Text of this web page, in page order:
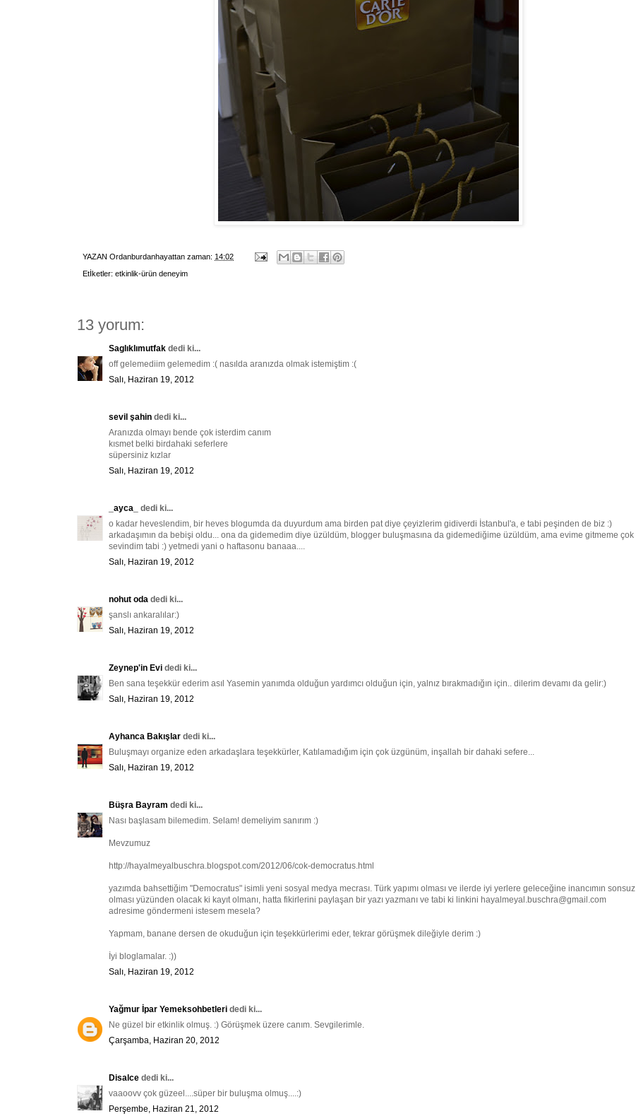
YAZAN Ordanburdanhayattan zaman: 14:02
Etİketler: etkinlik-ürün deneyim
13 yorum:
Saglıklımutfak dedi ki...
off gelemediim gelemedim :( nasılda aranızda olmak istemiştim :(
Salı, Haziran 19, 2012
sevil şahin dedi ki...
Aranızda olmayı bende çok isterdim canım
kısmet belki birdahaki seferlere
süpersiniz kızlar
Salı, Haziran 19, 2012
_ayca_
dedi ki...
o kadar heveslendim, bir heves blogumda da duyurdum ama birden pat diye çeyizlerim gidiverdi İstanbul'a, e tabi peşinden de biz :)
arkadaşımın da bebişi oldu... ona da gidemedim diye üzüldüm, blogger buluşmasına da gidemediğime üzüldüm, ama evime gitmeme çok
sevindim tabi :) yetmedi yani o haftasonu banaaa....
Salı, Haziran 19, 2012
nohut oda dedi ki...
şanslı ankaralılar:)
Salı, Haziran 19, 2012
Zeynep'in Evi dedi ki...
Ben sana teşekkür ederim asıl Yasemin yanımda olduğun yardımcı olduğun için, yalnız bırakmadığın için.. dilerim devamı da gelir:)
Salı, Haziran 19, 2012
Ayhanca Bakışlar dedi ki...
Buluşmayı organize eden arkadaşlara teşekkürler, Katılamadığım için çok üzgünüm, inşallah bir dahaki sefere...
Salı, Haziran 19, 2012
Büşra Bayram dedi ki...
Nası başlasam bilemedim. Selam! demeliyim sanırım :)
Mevzumuz
http://hayalmeyalbuschra.blogspot.com/2012/06/cok-democratus.html
yazımda bahsettiğim "Democratus" isimli yeni sosyal medya mecrası. Türk yapımı olması ve ilerde iyi yerlere geleceğine inancımın sonsuz
olması yüzünden olacak ki kayıt olmanı, hatta fikirlerini paylaşan bir yazı yazmanı ve tabi ki linkini hayalmeyal.buschra@gmail.com
adresime göndermeni istesem mesela?
Yapmam, banane dersen de okuduğun için teşekkürlerimi eder, tekrar görüşmek dileğiyle derim :)
İyi bloglamalar. :))
Salı, Haziran 19, 2012
Yağmur İpar Yemeksohbetleri dedi ki...
Ne güzel bir etkinlik olmuş. :) Görüşmek üzere canım. Sevgilerimle.
Çarşamba, Haziran 20, 2012
Disalce dedi ki...
vaaoovv çok güzeel....süper bir buluşma olmuş....:)
Perşembe, Haziran 21, 2012